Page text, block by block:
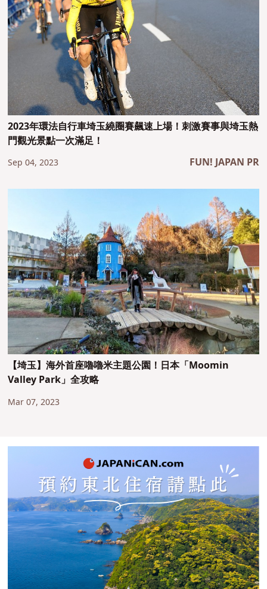
2023年環法自行車埼玉繞圈賽飆速上場！刺激賽事與埼玉熱
門觀光景點一次滿足！
Sep 04, 2023 FUN! JAPAN PR
【埼玉】海外首座嚕嚕米主題公園！日本「Moomin
Valley Park」全攻略
Mar 07, 2023